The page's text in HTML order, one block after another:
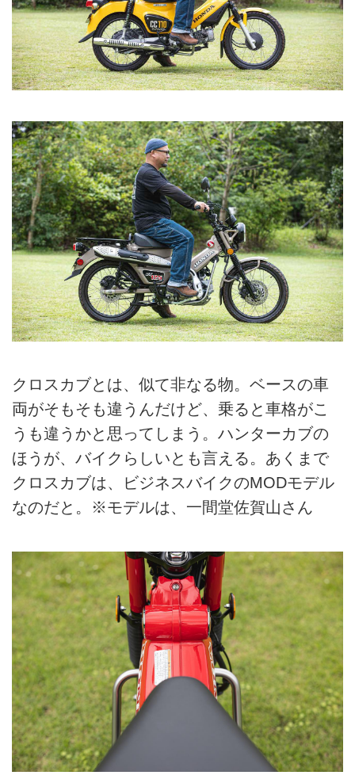
クロスカブとは、似て非なる物。ベースの車
両がそもそも違うんだけど、乗ると車格がこ
うも違うかと思ってしまう。ハンターカブの
ほうが、バイクらしいとも言える。あくまで
クロスカブは、ビジネスバイクのMODモデル
なのだと。※モデルは、一間堂佐賀山さん